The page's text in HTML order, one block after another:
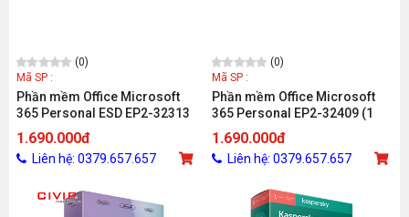
(0)
Mã SP :
Phần mềm Office Microsoft
365 Personal ESD EP2-32313
(1 người/ 5 thiết bị/ 12 tháng)
1.690.000đ
Liên hệ: 0379.657.657
(0)
Mã SP :
Phần mềm Office Microsoft
365 Personal EP2-32409 (1
người/ 5 thiết bị/ 12 tháng)
1.690.000đ
Liên hệ: 0379.657.657